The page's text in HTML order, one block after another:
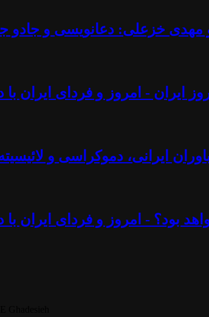
مهدی خزعلی: دعانویسی و جادو
ایران - امروز و فردای ایران
ایرانی، دموکراسی و
بود؟ - امروز و فردای ایران